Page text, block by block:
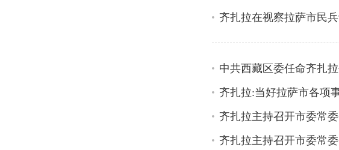
齐扎拉在视察拉萨市民
中共西藏区委任命齐扎
齐扎拉:当好拉萨市各项
齐扎拉主持召开市委常
齐扎拉主持召开市委常